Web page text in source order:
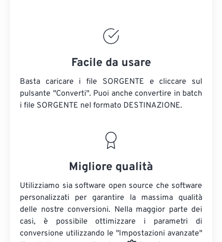
Facile da usare
Basta caricare i file SORGENTE e cliccare sul
pulsante "Converti". Puoi anche convertire in batch
i file SORGENTE nel formato DESTINAZIONE.
Migliore qualità
Utilizziamo sia software open source che software
personalizzati per garantire la massima qualità
delle nostre conversioni. Nella maggior parte dei
casi, è possibile ottimizzare i parametri di
conversione utilizzando le "Impostazioni avanzate"